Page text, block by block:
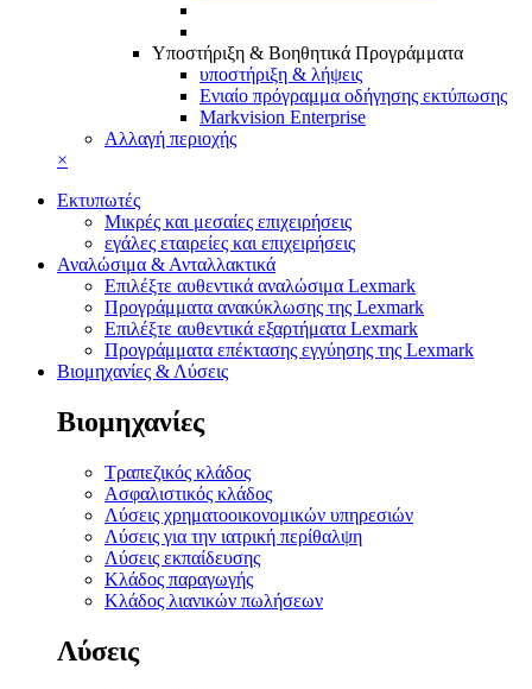
Υποστήριξη & Βοηθητικά Προγράμματα
υποστήριξη & λήψεις
Ενιαίο πρόγραμμα οδήγησης εκτύπωσης
Markvision Enterprise
Αλλαγή περιοχής
×
Εκτυπωτές
Μικρές και μεσαίες επιχειρήσεις
εγάλες εταιρείες και επιχειρήσεις
Αναλώσιμα & Ανταλλακτικά
Επιλέξτε αυθεντικά αναλώσιμα Lexmark
Προγράμματα ανακύκλωσης της Lexmark
Επιλέξτε αυθεντικά εξαρτήματα Lexmark
Προγράμματα επέκτασης εγγύησης της Lexmark
Βιομηχανίες & Λύσεις
Βιομηχανίες
Τραπεζικός κλάδος
Ασφαλιστικός κλάδος
Λύσεις χρηματοοικονομικών υπηρεσιών
Λύσεις για την ιατρική περίθαλψη
Λύσεις εκπαίδευσης
Κλάδος παραγωγής
Κλάδος λιανικών πωλήσεων
Λύσεις